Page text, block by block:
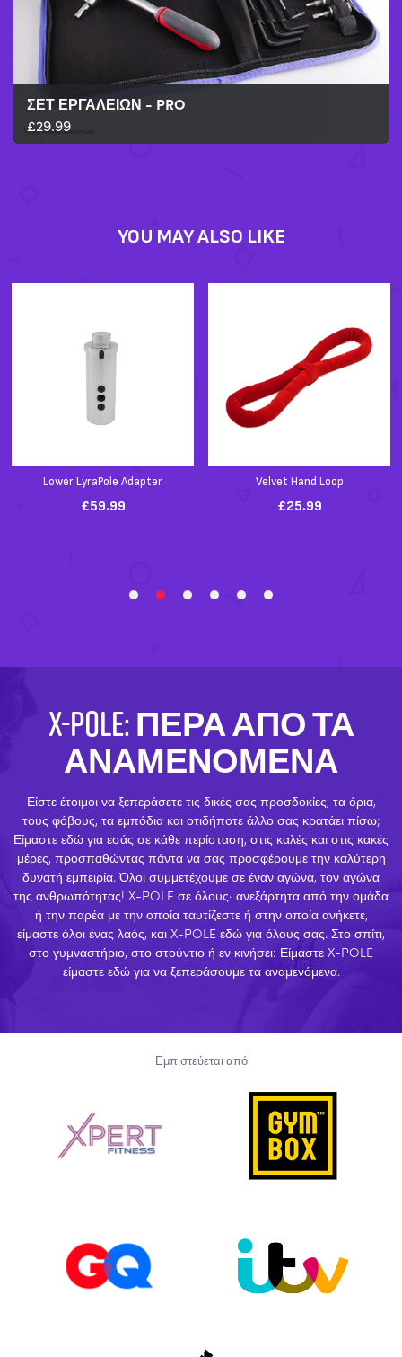
ΣΕΤ ΕΡΓΑΛΕΊΩΝ - PRO
£29.99
X-POLE: ΠΈΡΑ ΑΠΌ ΤΑ
ΑΝΑΜΕΝΌΜΕΝΑ
Είστε έτοιμοι να ξεπεράσετε τις δικές σας προσδοκίες, τα όρια,
τους φόβους, τα εμπόδια και οτιδήποτε άλλο σας κρατάει πίσω;
Είμαστε εδώ για εσάς σε κάθε περίσταση, στις καλές και στις κακές
μέρες, προσπαθώντας πάντα να σας προσφέρουμε την καλύτερη
δυνατή εμπειρία. Όλοι συμμετέχουμε σε έναν αγώνα, τον αγώνα
της ανθρωπότητας! X-POLE σε όλους· ανεξάρτητα από την ομάδα
ή την παρέα με την οποία ταυτίζεστε ή στην οποία ανήκετε,
είμαστε όλοι ένας λαός, και X-POLE εδώ για όλους σας. Στο σπίτι,
στο γυμναστήριο, στο στούντιο ή εν κινήσει: Είμαστε X-POLE
είμαστε εδώ για να ξεπεράσουμε τα αναμενόμενα.
Εμπιστεύεται από